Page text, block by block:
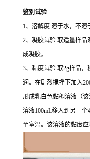
鉴别试验
1、溶解度 溶于水，不溶
2、凝胶试验 取适量样
成凝胶。
3、黏度试验 取2g样品
润。在剧烈搅拌下加入
形成乳白色黏稠溶液（
溶液100mL移入到另一
至室温。该溶液的黏度应